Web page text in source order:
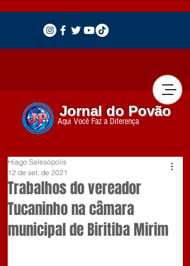
Jornal do Povão
Aqui Você Faz a Diferença
Trabalhos do vereador
Tucaninho na câmara
municipal de Biritiba Mirim
Hiago Salesópolis
12 de set. de 2021